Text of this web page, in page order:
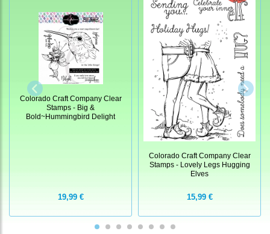
Colorado Craft Company Clear
Stamps - Big &
Bold~Hummingbird Delight
19,99 €
Colorado Craft Company Clear
Stamps - Lovely Legs Hugging
Elves
15,99 €